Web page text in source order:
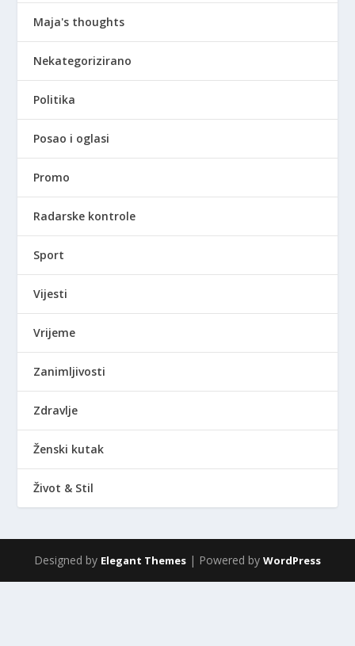
Maja's thoughts
Nekategorizirano
Politika
Posao i oglasi
Promo
Radarske kontrole
Sport
Vijesti
Vrijeme
Zanimljivosti
Zdravlje
Ženski kutak
Život & Stil
Designed by Elegant Themes | Powered by WordPress